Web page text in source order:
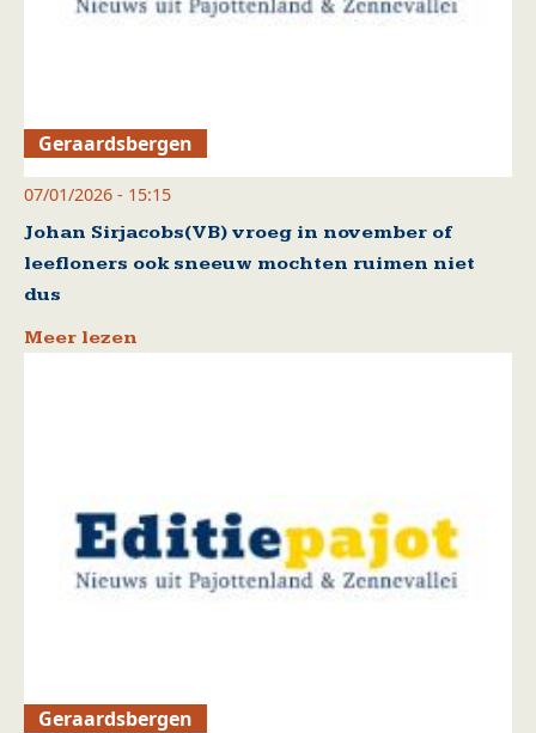
Geraardsbergen
07/01/2026 - 15:15
Johan Sirjacobs(VB) vroeg in november of
leefloners ook sneeuw mochten ruimen niet
dus
Meer lezen
Geraardsbergen